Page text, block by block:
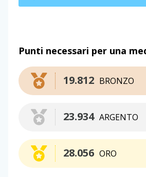
Punti necessari per una
BRONZO
19.812
ARGENTO
23.934
ORO
28.056